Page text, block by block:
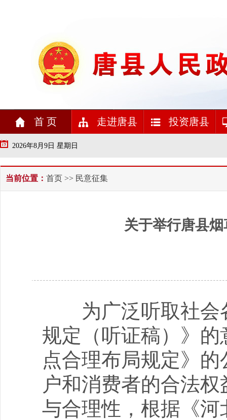
首 页 走进唐县 投资唐县
2026年8月9日 星期日
当前位置： 首页 >> 民意征集
关于举行唐县
为广泛听取社会
规定（听证稿）》
点合理布局规定》
户和消费者的合法
与合理性，根据《